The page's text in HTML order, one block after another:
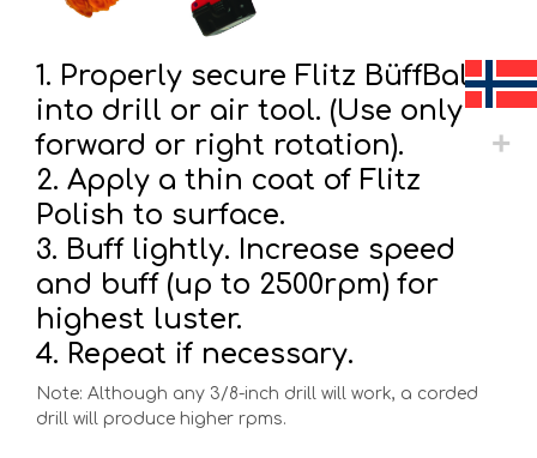
1. Properly secure Flitz BüffBall
into drill or air tool. (Use only
forward or right rotation).
2. Apply a thin coat of Flitz
Polish to surface.
3. Buff lightly. Increase speed
and buff (up to 2500rpm) for
highest luster.
4. Repeat if necessary.
Note: Although any 3/8-inch drill will work, a corded
drill will produce higher rpms.